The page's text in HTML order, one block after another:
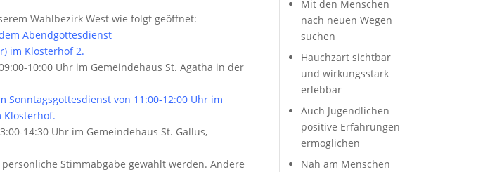
Wahlbezirk West wie folgt geöffnet:
Abendgottesdienst
im Klosterhof 2.
10:00 Uhr im Gemeindehaus St. Agatha in der
Sonntagsgottesdienst von 11:00-12:00 Uhr im
14:30 Uhr im Gemeindehaus St. Gallus,
Stimmabgabe gewählt werden. Andere
Mit den Menschen
nach neuen Wegen
suchen
Hauchzart sichtbar
und wirkungsstark
erlebbar
Auch Jugendlichen
positive Erfahrungen
ermöglichen
Nah am Menschen